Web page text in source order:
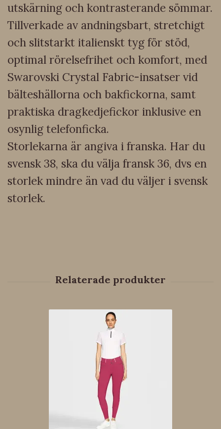
utskärning och kontrasterande sömmar.
Tillverkade av andningsbart, stretchigt
och slitstarkt italienskt tyg för stöd,
optimal rörelsefrihet och komfort, med
Swarovski Crystal Fabric-insatser vid
bälteshällorna och bakfickorna, samt
praktiska dragkedjefickor inklusive en
osynlig telefonficka.
Storlekarna är angiva i franska. Har du
svensk 38, ska du välja fransk 36, dvs en
storlek mindre än vad du väljer i svensk
storlek.